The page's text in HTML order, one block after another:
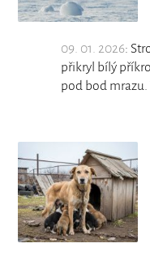
09. 01. 2026:
přikryl bílý
pod bod mrazu.